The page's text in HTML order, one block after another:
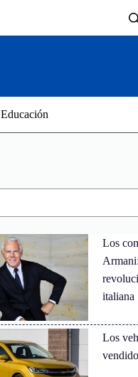
Educación
Los
italiana
Los